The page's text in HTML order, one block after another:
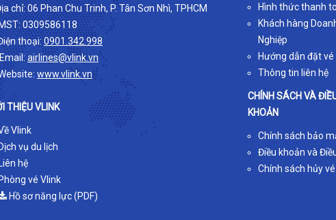
chỉ: 06 Phan Chu Trinh, P. Tân Sơn Nhì, TPHCM
0309586118
thoại: 0901.342.998
Email: airlines@vlink.vn
www.vlink.vn
THIỆU VLINK
Vlink
Dịch vụ du lịch
Liên hệ
Phòng vé Vlink
Hồ sơ năng lực (PDF)
Hình thức thanh
Khách hàng
Nghiệp
Hướng dẫn đặt vé
Thông tin liên hệ
CHÍNH SÁCH VÀ
KHOẢN
Chính sách bảo
Điều khoản và
Chính sách hủy vé